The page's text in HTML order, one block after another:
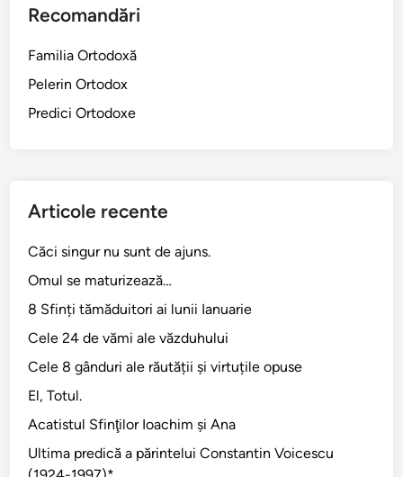
Recomandări
Familia Ortodoxă
Pelerin Ortodox
Predici Ortodoxe
Articole recente
Căci singur nu sunt de ajuns.
Omul se maturizează…
8 Sfinți tămăduitori ai lunii Ianuarie
Cele 24 de vămi ale văzduhului
Cele 8 gânduri ale răutății și virtuțile opuse
El, Totul.
Acatistul Sfinţilor Ioachim şi Ana
Ultima predică a părintelui Constantin Voicescu